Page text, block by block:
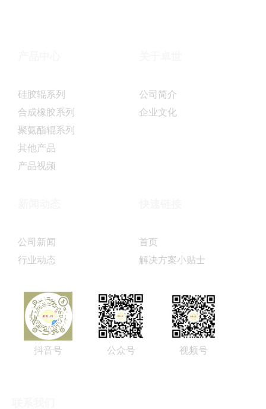
硅胶辊系列
合成橡胶系列
聚氨酯辊系列
其他产品
产品视频
公司简介
企业文化
公司新闻
行业动态
首页
解决方案小贴士
抖音号 公众号 视频号